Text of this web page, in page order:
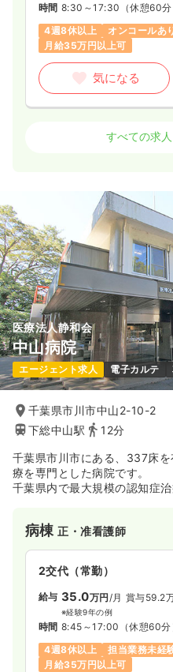
時間 8:30～17:30 （休憩60分
4週8休以上
オンコールあ
月給35万円以上可
気になる
正・准看護師
万円〜/月
時間 8:30～17:30
4週8休以上
ブランク可
気になる
すべての求
医療法人静和会
中山病院
エージェント求人 電子カルテ
千葉県市川市中山2-10-2
下総中山駅
12分
千葉県市川市にある、337床
療を専門とした病院です。
千葉県内で最大規模の認知症
病棟正・准看護師
2交代（常勤）
給与 35.0万円 /月 賞与59.2
※経験9年の例
時間 8:45～17:00 （休憩60分
4週8休以上
担当業務未経
月給35万円以上可